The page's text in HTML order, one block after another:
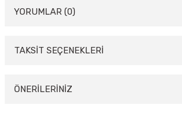
YORUMLAR (0)
Bu ürüne ilk yorumu siz yapın!
TAKSİT SEÇENEKLERİ
ÖNERİLERİNİZ